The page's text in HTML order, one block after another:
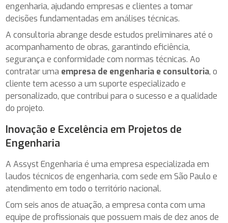
engenharia, ajudando empresas e clientes a tomar
decisões fundamentadas em análises técnicas.
A consultoria abrange desde estudos preliminares até o
acompanhamento de obras, garantindo eficiência,
segurança e conformidade com normas técnicas. Ao
contratar uma empresa de engenharia e consultoria, o
cliente tem acesso a um suporte especializado e
personalizado, que contribui para o sucesso e a qualidade
do projeto.
Inovação e Excelência em Projetos de
Engenharia
A Assyst Engenharia é uma empresa especializada em
laudos técnicos de engenharia, com sede em São Paulo e
atendimento em todo o território nacional.
Com seis anos de atuação, a empresa conta com uma
equipe de profissionais que possuem mais de dez anos de